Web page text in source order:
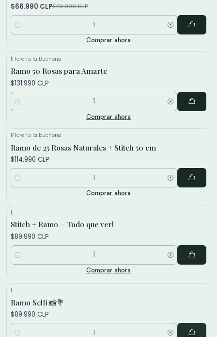
$66.990 CLP$79.990 CLP
Cantidad
Comprar ahora
|Florería la Buchona
Ramo 50 Rosas para Amarte
$131.990 CLP
Cantidad
Comprar ahora
|Florería la buchona
Ramo de 25 Rosas Naturales + Stitch 50 cm
$114.990 CLP
Cantidad
Comprar ahora
|
Stitch + Ramo = Todo que ver!
$89.990 CLP
Cantidad
Comprar ahora
|
Ramo Selfi 📸💐
$89.990 CLP